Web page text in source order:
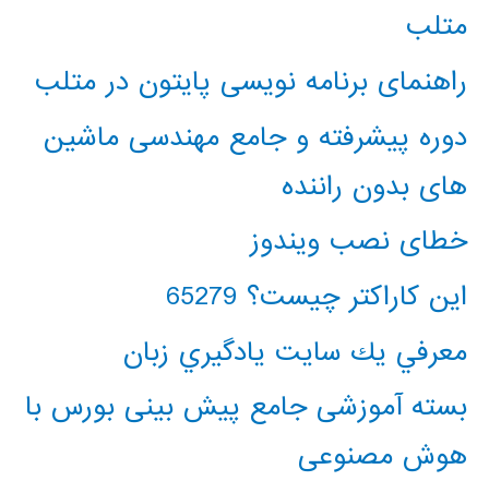
متلب
راهنمای برنامه نویسی پایتون در متلب
دوره پیشرفته و جامع مهندسی ماشین
های بدون راننده
خطای نصب ویندوز
این کاراکتر چیست؟ 65279
معرفي يك سايت يادگيري زبان
بسته آموزشی جامع پیش بینی بورس با
هوش مصنوعی